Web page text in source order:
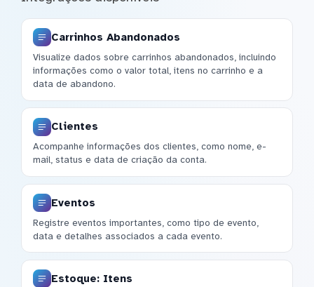
Carrinhos Abandonados
Visualize dados sobre carrinhos abandonados, incluindo
informações como o valor total, itens no carrinho e a
data de abandono.
Clientes
Acompanhe informações dos clientes, como nome, e-
mail, status e data de criação da conta.
Eventos
Registre eventos importantes, como tipo de evento,
data e detalhes associados a cada evento.
Estoque: Itens